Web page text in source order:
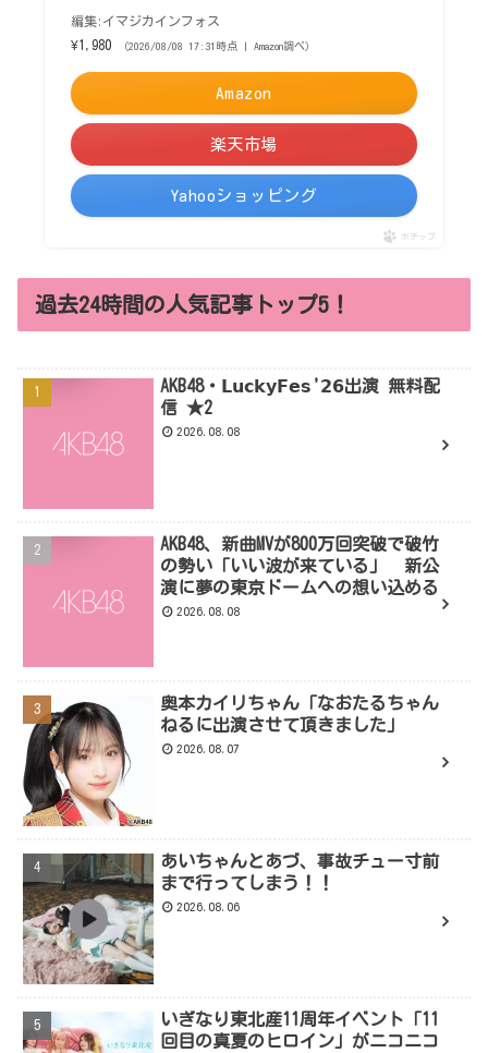
編集:イマジカインフォス
¥1,980
（2026/08/08 17:31時点 | Amazon調べ）
Amazon
楽天市場
Yahooショッピング
ポチップ
過去24時間の人気記事トップ5！
AKB48・𝗟𝘂𝗰𝗸𝘆𝗙𝗲𝘀'𝟮𝟲出演 無料配
信 ★2
2026.08.08
AKB48、新曲MVが800万回突破で破竹
の勢い「いい波が来ている」 新公
演に夢の東京ドームへの想い込める
2026.08.08
奥本カイリちゃん「なおたるちゃん
ねるに出演させて頂きました」
2026.08.07
あいちゃんとあづ、事故チュー寸前
まで行ってしまう！！
2026.08.06
いぎなり東北産11周年イベント「11
回目の真夏のヒロイン」がニコニコ